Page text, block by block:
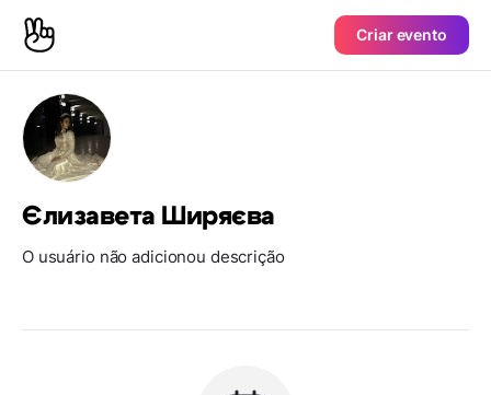
Criar evento
Єлизавета Ширяєва
O usuário não adicionou descrição